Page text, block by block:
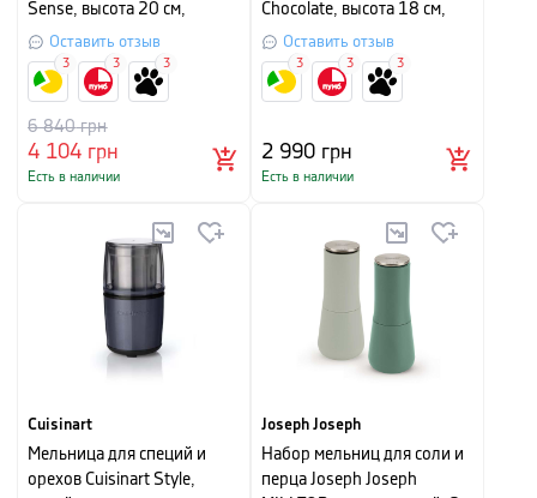
Sense, высота 20 см,
серебристый
Оставить отзыв
4 104 грн
6 840грн
Есть в наличии
3 3 3
Chocolate, высота 18 см,
шоколадный
Оставить отзыв
2 990 грн
Есть в наличии
3 3 3
Cuisinart
Мельница для специй и
орехов Cuisinart Style,
Joseph Joseph
Набор мельниц для соли и
перца Joseph Joseph